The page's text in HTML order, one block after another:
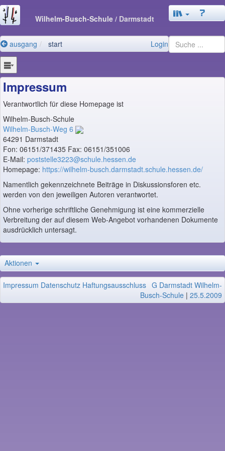
Wilhelm-Busch-Schule / Darmstadt
ausgang start Login
Impressum
Verantwortlich für diese Homepage ist
Wilhelm-Busch-Schule
Wilhelm-Busch-Weg 6
64291 Darmstadt
Fon: 06151/371435 Fax: 06151/351006
E-Mail: poststelle3223@schule.hessen.de
Homepage: https://wilhelm-busch.darmstadt.schule.hessen.de/
Namentlich gekennzeichnete Beiträge in Diskussionsforen etc.
werden von den jeweiligen Autoren verantwortet.
Ohne vorherige schriftliche Genehmigung ist eine kommerzielle
Verbreitung der auf diesem Web-Angebot vorhandenen Dokumente
ausdrücklich untersagt.
Aktionen
Impressum Datenschutz Haftungsausschluss G Darmstadt Wilhelm-
Busch-Schule | 25.5.2009